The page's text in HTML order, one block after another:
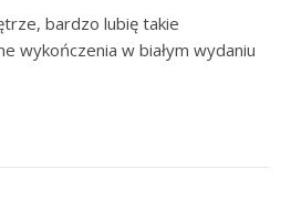
bardzo lubię takie
wykończenia w białym wydaniu